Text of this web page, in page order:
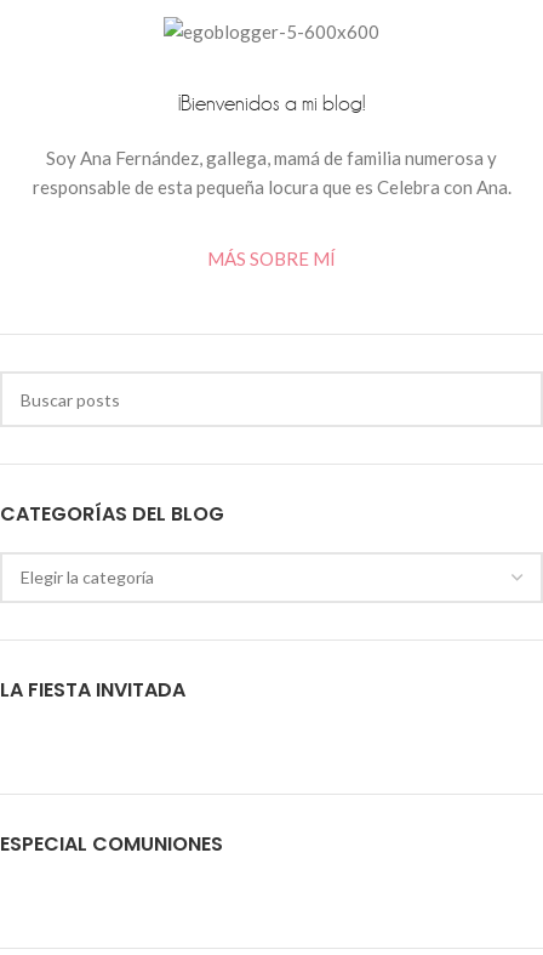
¡Bienvenidos a mi blog!
Soy Ana Fernández, gallega, mamá de familia numerosa y
responsable de esta pequeña locura que es Celebra con Ana.
MÁS SOBRE MÍ
CATEGORÍAS DEL BLOG
LA FIESTA INVITADA
ESPECIAL COMUNIONES